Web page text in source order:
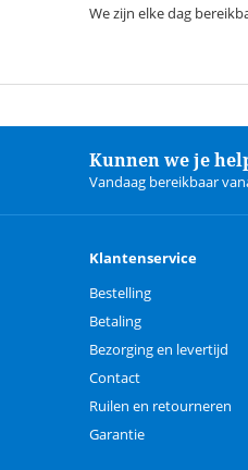
We zijn elke dag
Kunnen we je
Vandaag bereikbaar
Klantenservice
Bestelling
Betaling
Bezorging en levertijd
Contact
Ruilen en retourneren
Garantie